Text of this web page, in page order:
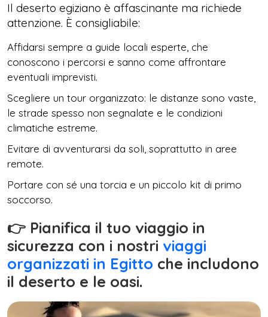
Il deserto egiziano è affascinante ma richiede
attenzione. È consigliabile:
Affidarsi sempre a guide locali esperte, che
conoscono i percorsi e sanno come affrontare
eventuali imprevisti.
Scegliere un tour organizzato: le distanze sono vaste,
le strade spesso non segnalate e le condizioni
climatiche estreme.
Evitare di avventurarsi da soli, soprattutto in aree
remote.
Portare con sé una torcia e un piccolo kit di primo
soccorso.
👉 Pianifica il tuo viaggio in
sicurezza con i nostri viaggi
organizzati in Egitto che includono
il deserto e le oasi.